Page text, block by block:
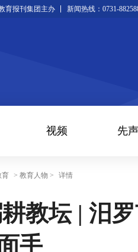
育报刊集团主办 新闻热线：0731-
视频 先声
育 > 教育人物 > 详情
教坛 | 汨
手